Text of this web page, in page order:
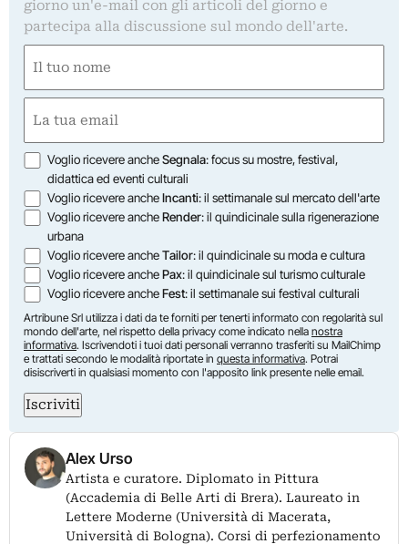
giorno un'e-mail con gli articoli del giorno e
partecipa alla discussione sul mondo dell'arte.
(Obbligatorio)
Nome
(Obbligatorio)
Opzioni
Voglio ricevere ancheSegnala: focus su mostre, festival,
didattica ed eventi culturali
Voglio ricevere ancheIncanti: il settimanale sul mercato dell'arte
Voglio ricevere ancheRender: il quindicinale sulla rigenerazione
urbana
Voglio ricevere ancheTailor: il quindicinale su moda e cultura
Voglio ricevere anchePax: il quindicinale sul turismo culturale
Voglio ricevere ancheFest: il settimanale sui festival culturali
Artribune Srl utilizza i dati da te forniti per tenerti informato con regolarità sul
mondo dell'arte, nel rispetto della privacy come indicato nella nostra
informativa. Iscrivendoti i tuoi dati personali verranno trasferiti su MailChimp
e trattati secondo le modalità riportate in questa informativa. Potrai
disiscriverti in qualsiasi momento con l'apposito link presente nelle email.
Iscriviti
Alex Urso
Artista e curatore. Diplomato in Pittura
(Accademia di Belle Arti di Brera). Laureato in
Lettere Moderne (Università di Macerata,
Università di Bologna). Corsi di perfezionamento